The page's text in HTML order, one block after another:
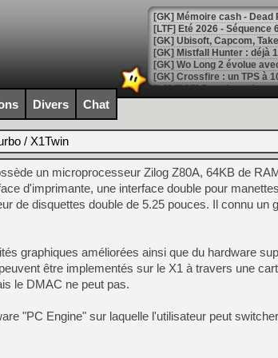
[LTF] Eté 2026 - Séquence
[GK] Mistfall Hunter : déjà
[GK] Wo Long 2 évolue
[GK] Crossfire : un TPS à
[LS] [PS5] Premiers
[Mo5] DOOM arrive en
[GK] Bethesda fête les 30
[GK] Roblox : l'action en
[GK] Agenda - GeForce
[GK] Devolver Digital en a
[LS] [PS5] ps5-y2jb-
[GK] Pourquoi Marvel
[GK] Test : Restory : Chill
[GK] GTA 6 : Rockstar
[GK] Hot Wheels Infinite
[GK] Mémoire cash -
Divers Chat
/ X1Twin
un microprocesseur Zilog Z80A, 64KB de
d'imprimante, une interface double pour
de disquettes double de 5.25 pouces. Il connu un
graphiques améliorées ainsi que du hardware
être implementés sur le X1 à travers une
le DMAC ne peut pas.
"PC Engine" sur laquelle l'utilisateur peut